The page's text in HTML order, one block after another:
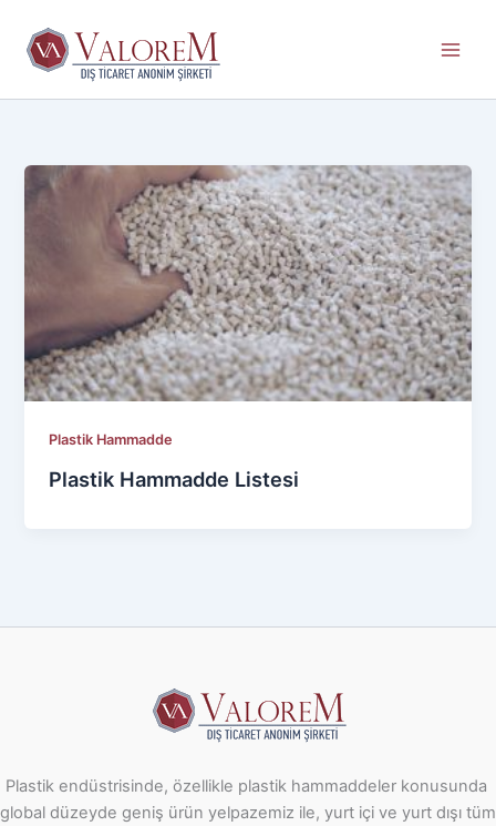
Plastik Hammadde
Plastik Hammadde Listesi
Plastik endüstrisinde, özellikle plastik hammaddeler konusunda
global düzeyde geniş ürün yelpazemiz ile, yurt içi ve yurt dışı tüm